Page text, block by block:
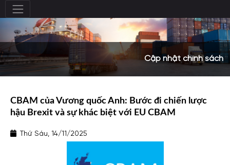
Cập nhật chính sách
CBAM của Vương quốc Anh: Bước đi chiến lược
hậu Brexit và sự khác biệt với EU CBAM
Thứ Sáu, 14/11/2025